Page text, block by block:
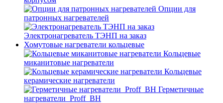
Опции для
патронных нагревателей
Электронагреватель ТЭНП на заказ
Хомутовые нагреватели кольцевые
Кольцевые
миканитовые нагреватели
Кольцевые
керамические нагреватели
Герметичные
нагреватели_Proff_BH